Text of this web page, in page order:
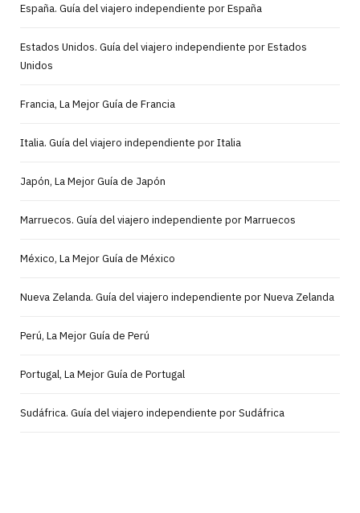
España. Guía del viajero independiente por España
Estados Unidos. Guía del viajero independiente por Estados
Unidos
Francia, La Mejor Guía de Francia
Italia. Guía del viajero independiente por Italia
Japón, La Mejor Guía de Japón
Marruecos. Guía del viajero independiente por Marruecos
México, La Mejor Guía de México
Nueva Zelanda. Guía del viajero independiente por Nueva Zelanda
Perú, La Mejor Guía de Perú
Portugal, La Mejor Guía de Portugal
Sudáfrica. Guía del viajero independiente por Sudáfrica